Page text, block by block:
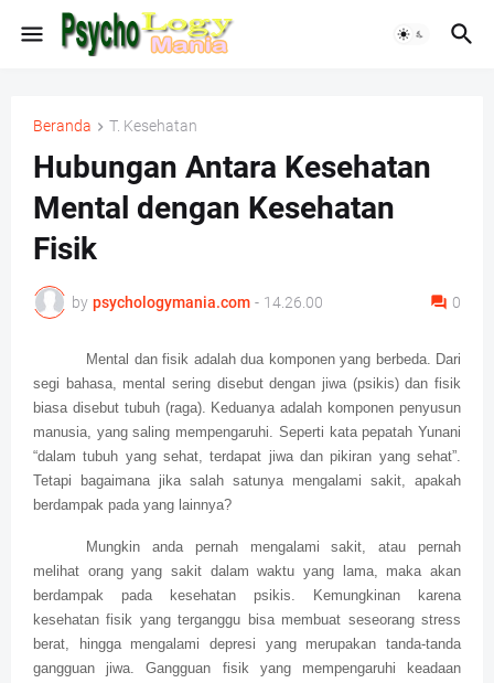
Beranda T. Kesehatan
Hubungan Antara Kesehatan
Mental dengan Kesehatan
Fisik
by psychologymania.com - 14.26.00 0
Mental dan fisik adalah dua komponen yang berbeda. Dari
segi bahasa, mental sering disebut dengan jiwa (psikis) dan fisik
biasa disebut tubuh (raga). Keduanya adalah komponen penyusun
manusia, yang saling mempengaruhi. Seperti kata pepatah Yunani
“dalam tubuh yang sehat, terdapat jiwa dan pikiran yang sehat”.
Tetapi bagaimana jika salah satunya mengalami sakit, apakah
berdampak pada yang lainnya?
Mungkin anda pernah mengalami sakit, atau pernah
melihat orang yang sakit dalam waktu yang lama, maka akan
berdampak pada kesehatan psikis. Kemungkinan karena
kesehatan fisik yang terganggu bisa membuat seseorang stress
berat, hingga mengalami depresi yang merupakan tanda-tanda
gangguan jiwa. Gangguan fisik yang mempengaruhi keadaan